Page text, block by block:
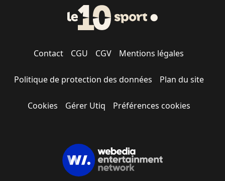
Contact CGU CGV Mentions légales
Politique de protection des données Plan du site
Cookies Gérer Utiq Préférences cookies